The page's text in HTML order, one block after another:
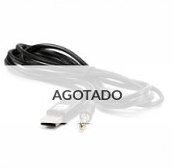
AGOTADO